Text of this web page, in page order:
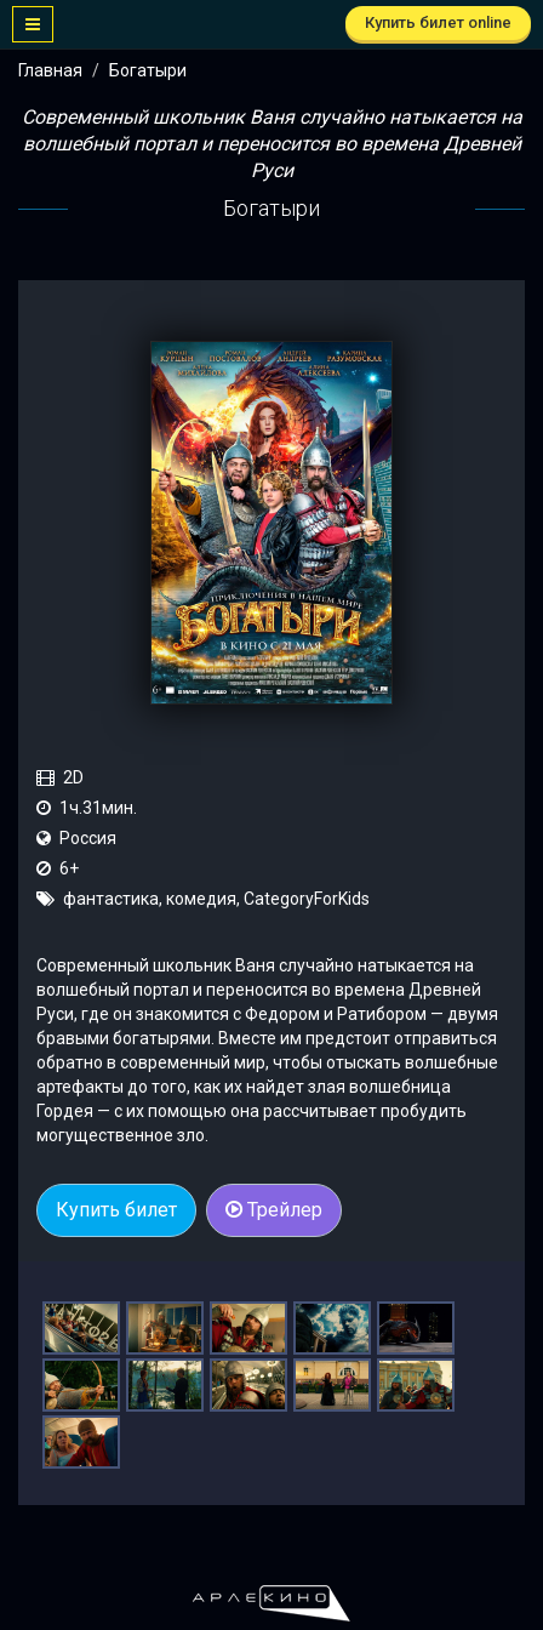
Купить билет online
Главная Богатыри
Современный школьник Ваня случайно натыкается на
волшебный портал и переносится во времена Древней
Руси
Богатыри
2D
1ч.31мин.
Россия
6+
фантастика, комедия, CategoryForKids
Современный школьник Ваня случайно натыкается на
волшебный портал и переносится во времена Древней
Руси, где он знакомится с Федором и Ратибором — двумя
бравыми богатырями. Вместе им предстоит отправиться
обратно в современный мир, чтобы отыскать волшебные
артефакты до того, как их найдет злая волшебница
Гордея — с их помощью она рассчитывает пробудить
могущественное зло.
Купить билет Трейлер